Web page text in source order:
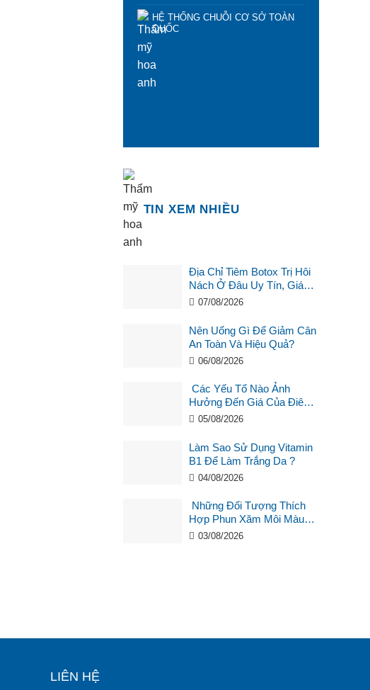
HỆ THỐNG CHUỖI CƠ SỞ TOÀN
QUỐC
TIN XEM NHIỀU
Địa Chỉ Tiêm Botox Trị Hôi
Nách Ở Đâu Uy Tín, Giá
Tốt?07/08/2026
Nên Uống Gì Để Giảm Cân
An Toàn Và Hiệu Quả?
06/08/2026
Các Yếu Tố Nào Ảnh
Hưởng Đến Giá Của Điêu
Khắc Chân Mày ?
05/08/2026
Làm Sao Sử Dụng Vitamin
B1 Để Làm Trắng Da ?
04/08/2026
Những Đối Tượng Thích
Hợp Phun Xăm Môi Màu
Hồng Cam San Hô?
03/08/2026
LIÊN HỆ